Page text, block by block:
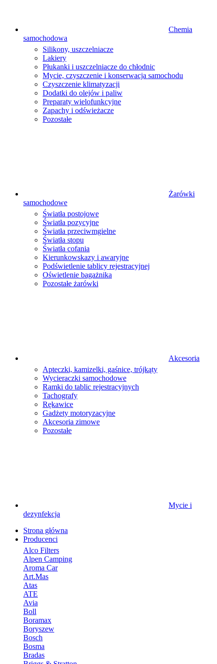
Chemia
samochodowa
Silikony, uszczelniacze
Lakiery
Płukanki i uszczelniacze do chłodnic
Mycie, czyszczenie i konserwacja samochodu
Czyszczenie klimatyzacji
Dodatki do olejów i paliw
Preparaty wielofunkcyjne
Zapachy i odświeżacze
Pozostałe
Żarówki
samochodowe
Światła postojowe
Światła pozycyjne
Światła przeciwmgielne
Światła stopu
Światła cofania
Kierunkowskazy i awaryjne
Podświetlenie tablicy rejestracyjnej
Oświetlenie bagażnika
Pozostałe żarówki
Akcesoria
Apteczki, kamizelki, gaśnice, trójkąty
Wycieraczki samochodowe
Ramki do tablic rejestracyjnych
Tachografy
Rękawice
Gadżety motoryzacyjne
Akcesoria zimowe
Pozostałe
Mycie i
dezynfekcja
Strona główna
Producenci
Alco Filters
Alpen Camping
Aroma Car
Art.Mas
Atas
ATE
Avia
Boll
Boramax
Boryszew
Bosch
Bosma
Bradas